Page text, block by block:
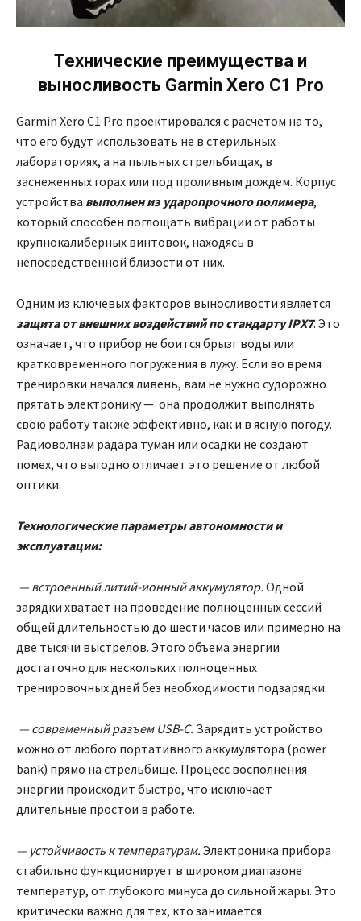
Технические преимущества и
выносливость Garmin Xero C1 Pro
Garmin Xero C1 Pro проектировался с расчетом на то,
что его будут использовать не в стерильных
лабораториях, а на пыльных стрельбищах, в
заснеженных горах или под проливным дождем. Корпус
устройства выполнен из ударопрочного полимера,
который способен поглощать вибрации от работы
крупнокалиберных винтовок, находясь в
непосредственной близости от них.
Одним из ключевых факторов выносливости является
защита от внешних воздействий по стандарту IPX7. Это
означает, что прибор не боится брызг воды или
кратковременного погружения в лужу. Если во время
тренировки начался ливень, вам не нужно судорожно
прятать электронику — она продолжит выполнять
свою работу так же эффективно, как и в ясную погоду.
Радиоволнам радара туман или осадки не создают
помех, что выгодно отличает это решение от любой
оптики.
Технологические параметры автономности и
эксплуатации:
— встроенный литий-ионный аккумулятор. Одной
зарядки хватает на проведение полноценных сессий
общей длительностью до шести часов или примерно на
две тысячи выстрелов. Этого объема энергии
достаточно для нескольких полноценных
тренировочных дней без необходимости подзарядки.
— современный разъем USB-C. Зарядить устройство
можно от любого портативного аккумулятора (power
bank) прямо на стрельбище. Процесс восполнения
энергии происходит быстро, что исключает
длительные простои в работе.
— устойчивость к температурам. Электроника прибора
стабильно функционирует в широком диапазоне
температур, от глубокого минуса до сильной жары. Это
критически важно для тех, кто занимается